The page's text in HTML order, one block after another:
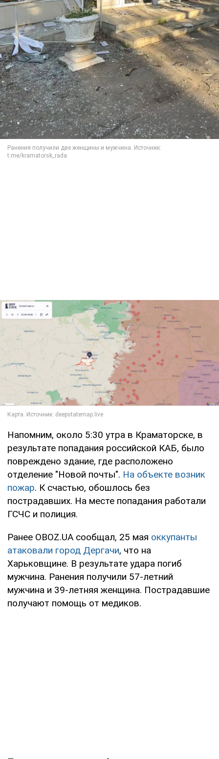
Напомним, около 5:30 утра в Краматорске, в
результате попадания российской КАБ, было
повреждено здание, где расположено
отделение "Новой почты". На объекте возник
пожар. К счастью, обошлось без
пострадавших. На месте попадания работали
ГСЧС и полиция.
Ранее OBOZ.UA сообщал, 25 мая оккупанты
атаковали город Дергачи, что на
Харьковщине. В результате удара погиб
мужчина. Ранения получили 57-летний
мужчина и 39-летняя женщина. Пострадавшие
получают помощь от медиков.